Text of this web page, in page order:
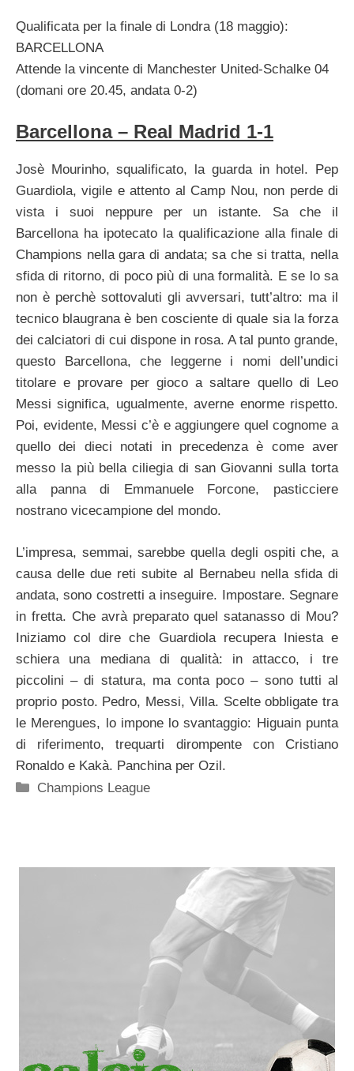
Qualificata per la finale di Londra (18 maggio):
BARCELLONA
Attende la vincente di Manchester United-Schalke 04
(domani ore 20.45, andata 0-2)
Barcellona – Real Madrid 1-1
Josè Mourinho, squalificato, la guarda in hotel. Pep
Guardiola, vigile e attento al Camp Nou, non perde di
vista i suoi neppure per un istante. Sa che il
Barcellona ha ipotecato la qualificazione alla finale di
Champions nella gara di andata; sa che si tratta, nella
sfida di ritorno, di poco più di una formalità. E se lo sa
non è perchè sottovaluti gli avversari, tutt’altro: ma il
tecnico blaugrana è ben cosciente di quale sia la forza
dei calciatori di cui dispone in rosa. A tal punto grande,
questo Barcellona, che leggerne i nomi dell’undici
titolare e provare per gioco a saltare quello di Leo
Messi significa, ugualmente, averne enorme rispetto.
Poi, evidente, Messi c’è e aggiungere quel cognome a
quello dei dieci notati in precedenza è come aver
messo la più bella ciliegia di san Giovanni sulla torta
alla panna di Emmanuele Forcone, pasticciere
nostrano vicecampione del mondo.
L’impresa, semmai, sarebbe quella degli ospiti che, a
causa delle due reti subite al Bernabeu nella sfida di
andata, sono costretti a inseguire. Impostare. Segnare
in fretta. Che avrà preparato quel satanasso di Mou?
Iniziamo col dire che Guardiola recupera Iniesta e
schiera una mediana di qualità: in attacco, i tre
piccolini – di statura, ma conta poco – sono tutti al
proprio posto. Pedro, Messi, Villa. Scelte obbligate tra
le Merengues, lo impone lo svantaggio: Higuain punta
di riferimento, trequarti dirompente con Cristiano
Ronaldo e Kakà. Panchina per Ozil.
Categorie
Champions League